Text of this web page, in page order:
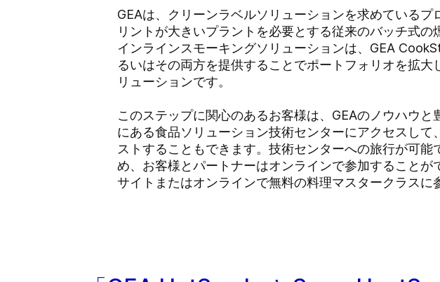
GEAは、クリーンラベルソリューションを求めている
リントが大きいプラントを必要とする従来のバッチ式
インラインスモーキングソリューションは、GEA
るいはその両方を提供することでポートフォリオを拡
リューションです。
このステップに関心のあるお客様は、GEAのノウハウ
にある食品ソリューション技術センターにアクセスし
ストすることもできます。技術センターへの旅行が可
め、お客様とパートナーはオンラインで参加すること
サイトまたはオンラインで無料の料理マスタークラスに